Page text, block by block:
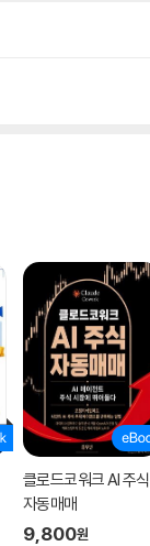
클로드코워크 AI 주식
자동매매
9,800원